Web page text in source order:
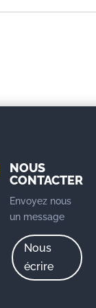
NOUS
CONTACTER
Envoyez nous
un message
Nous
écrire